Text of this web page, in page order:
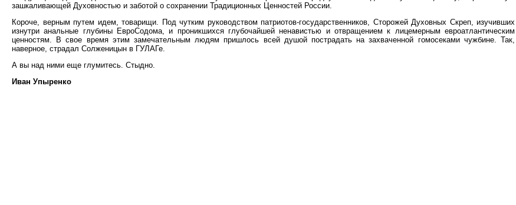
зашкаливающей Духовностью и заботой о сохранении Традиционных Ценностей России.
Короче, верным путем идем, товарищи. Под чутким руководством патриотов-государственников, Сторожей Духовных Скреп, изучивших
изнутри анальные глубины ЕвроСодома, и проникшихся глубочайшей ненавистью и отвращением к лицемерным евроатлантическим
ценностям. В свое время этим замечательным людям пришлось всей душой пострадать на захваченной гомосеками чужбине. Так,
наверное, страдал Солженицын в ГУЛАГе.
А вы над ними еще глумитесь. Стыдно.
Иван Упыренко